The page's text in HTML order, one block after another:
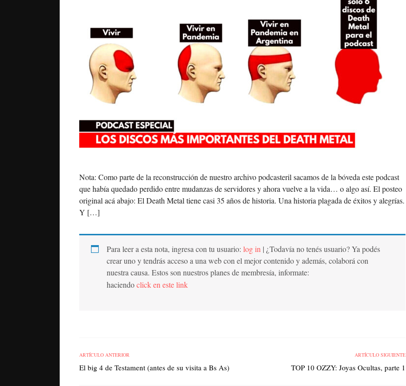
Nota: Como parte de la reconstrucción de nuestro archivo podcasteril sacamos de la bóveda este podcast
que había quedado perdido entre mudanzas de servidores y ahora vuelve a la vida… o algo así. El posteo
original acá abajo: El Death Metal tiene casi 35 años de historia. Una historia plagada de éxitos y alegrías.
Y […]
Para leer a esta nota, ingresa con tu usuario: log in | ¿Todavía no tenés usuario? Ya podés
crear uno y tendrás acceso a una web con el mejor contenido y además, colaborá con
nuestra causa. Estos son nuestros planes de membresía, informate:
haciendoclick en este link
ARTÍCULO ANTERIOR
El big 4 de Testament (antes de su visita a Bs As)
ARTÍCULO SIGUIENTE
TOP 10 OZZY: Joyas Ocultas, parte 1